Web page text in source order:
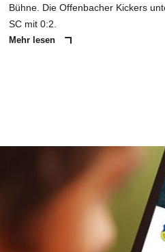
Bühne. Die Offenbacher Kickers
SC mit 0:2.
Mehr lesen